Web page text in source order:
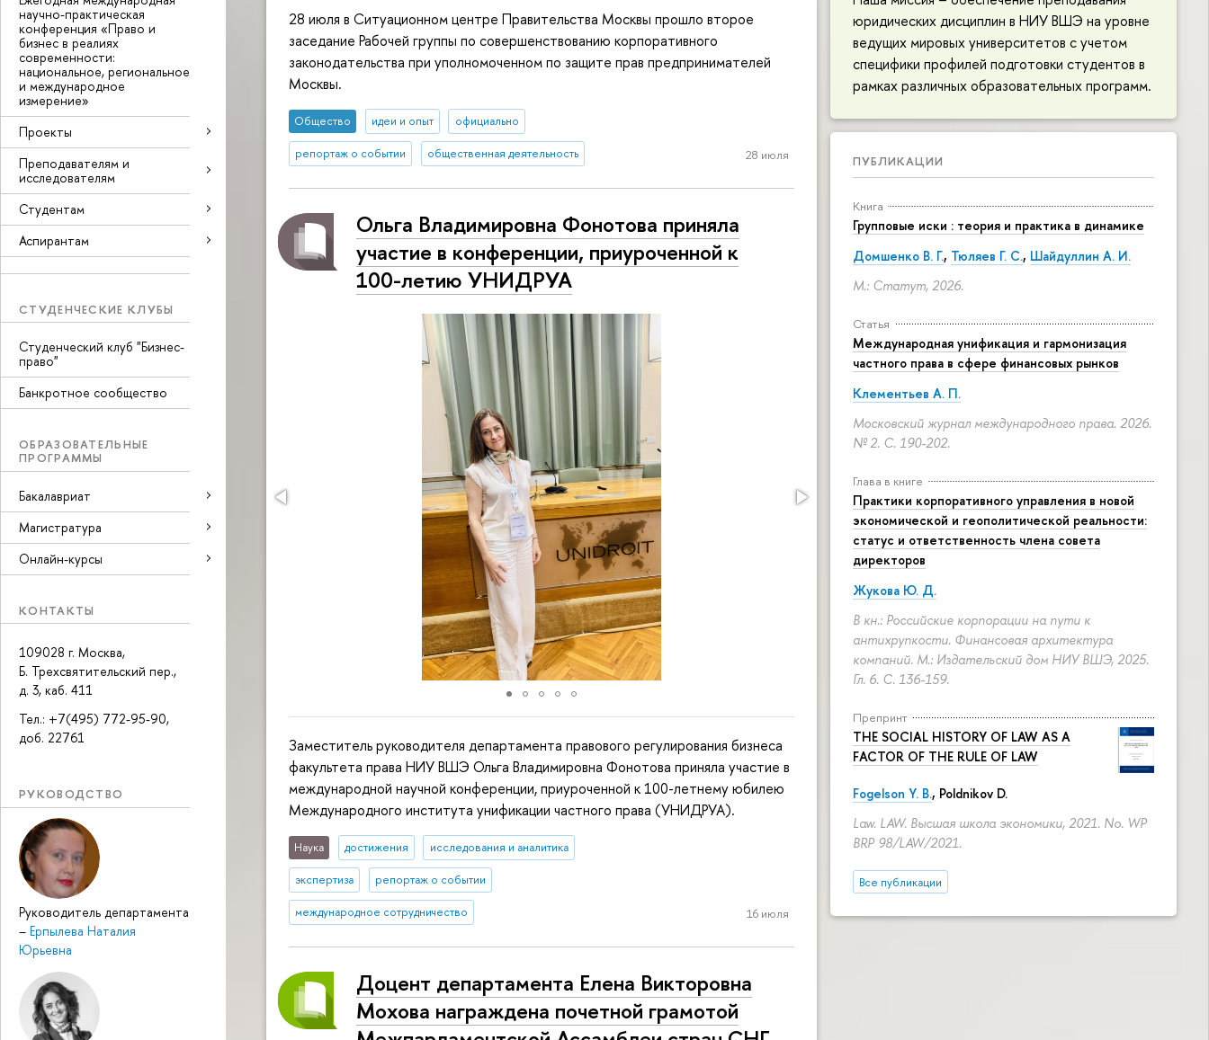
научно-практическая
конференция «Право и
бизнес в реалиях
современности:
национальное, региональное
и международное
измерение»
Проекты
Преподавателям и
исследователям
Студентам
Аспирантам
СТУДЕНЧЕСКИЕ КЛУБЫ
Студенческий клуб "Бизнес-
право"
Банкротное сообщество
ОБРАЗОВАТЕЛЬНЫЕ
ПРОГРАММЫ
Бакалавриат
Магистратура
Онлайн-курсы
КОНТАКТЫ
109028 г. Москва,
Б. Трехсвятительский пер.,
д. 3, каб. 411
Тел.: +7(495) 772-95-90,
доб. 22761
РУКОВОДСТВО
Руководитель департамента
– Ерпылева Наталия
Юрьевна
юридических дисциплин в НИУ ВШЭ на уровне
ведущих мировых университетов с учетом
специфики профилей подготовки студентов в
рамках различных образовательных программ.
ПУБЛИКАЦИИ
Книга
Групповые иски : теория и практика в динамике
Домшенко В. Г., Тюляев Г. С., Шайдуллин А. И.
М.: Статут, 2026.
Статья
Международная унификация и гармонизация
частного права в сфере финансовых рынков
Клементьев А. П.
Московский журнал международного права. 2026.
№ 2. С. 190-202.
Глава в книге
Практики корпоративного управления в новой
экономической и геополитической реальности:
статус и ответственность члена совета
директоров
Жукова Ю. Д.
В кн.: Российские корпорации на пути к
антихрупкости. Финансовая архитектура
компаний. М.: Издательский дом НИУ ВШЭ, 2025.
Гл. 6. С. 136-159.
Препринт
THE SOCIAL HISTORY OF LAW AS A
FACTOR OF THE RULE OF LAW
Fogelson Y. B., Poldnikov D.
Law. LAW. Высшая школа экономики, 2021. No. WP
BRP 98/LAW/2021.
Все публикации
28 июля в Ситуационном центре Правительства Москвы прошло второе
заседание Рабочей группы по совершенствованию корпоративного
законодательства при уполномоченном по защите прав предпринимателей
Москвы.
Общество идеи и опыт официально
репортаж о событии общественная деятельность 28 июля
Ольга Владимировна Фонотова приняла
участие в конференции, приуроченной к
100-летию УНИДРУА
Заместитель руководителя департамента правового регулирования бизнеса
факультета права НИУ ВШЭ Ольга Владимировна Фонотова приняла участие в
международной научной конференции, приуроченной к 100-летнему юбилею
Международного института унификации частного права (УНИДРУА).
Наука достижения исследования и аналитика
экспертиза репортаж о событии
международное сотрудничество 16 июля
Доцент департамента Елена Викторовна
Мохова награждена почетной грамотой